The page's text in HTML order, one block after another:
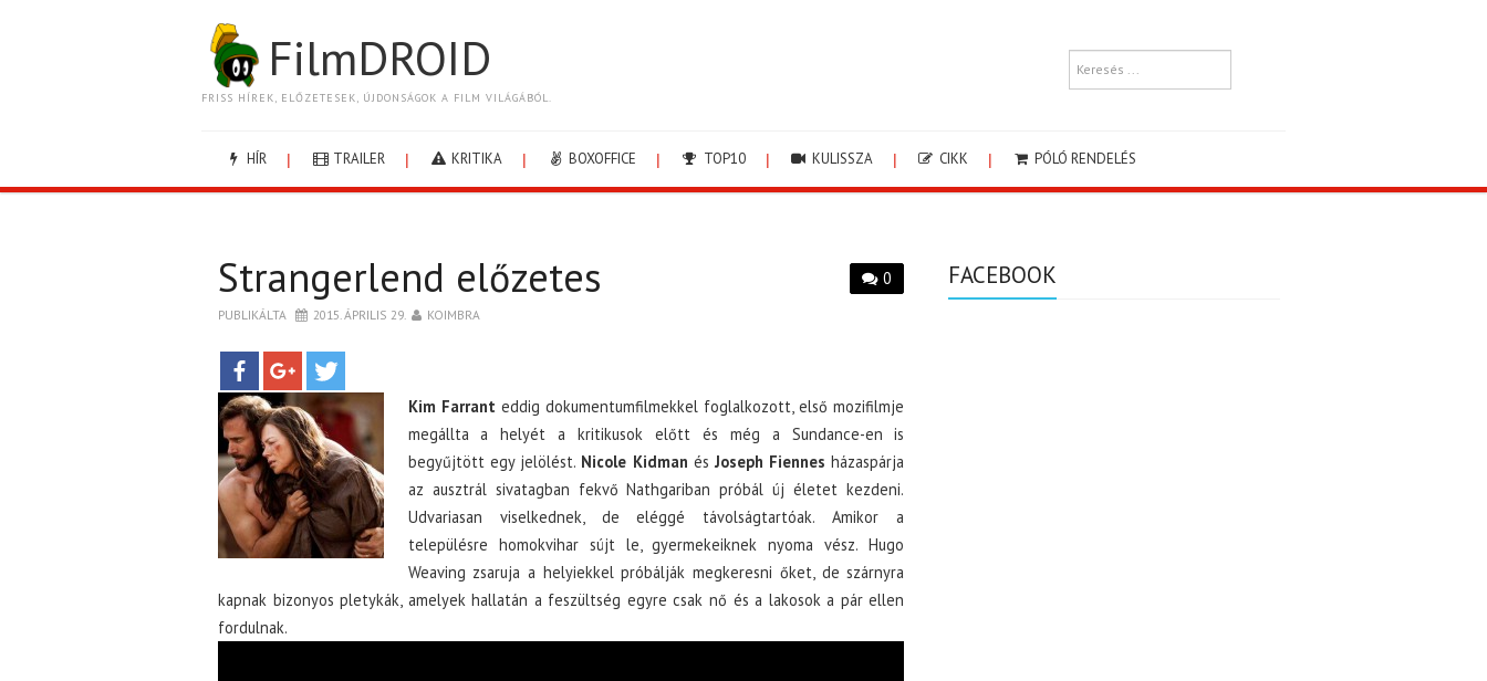
FilmDROID
FRISS HÍREK, ELŐZETESEK, ÚJDONSÁGOK A FILM VILÁGÁBÓL.
HÍR TRAILER KRITIKA BOXOFFICE TOP10 KULISSZA CIKK PÓLÓ RENDELÉS
0
Strangerlend előzetes
PUBLIKÁLTA 2015. ÁPRILIS 29. KOIMBRA
Kim Farranteddig dokumentumfilmekkel foglalkozott, első mozifilmje
megállta a helyét a kritikusok előtt és még a Sundance-en is
begyűjtött egy jelölést. Nicole Kidman és Joseph Fiennes házaspárja
az ausztrál sivatagban fekvő Nathgariban próbál új életet kezdeni.
Udvariasan viselkednek, de eléggé távolságtartóak. Amikor a
településre homokvihar sújt le, gyermekeiknek nyoma vész. Hugo
Weaving zsaruja a helyiekkel próbálják megkeresni őket, de szárnyra
kapnak bizonyos pletykák, amelyek hallatán a feszültség egyre csak nő és a lakosok a pár ellen
fordulnak.
FACEBOOK